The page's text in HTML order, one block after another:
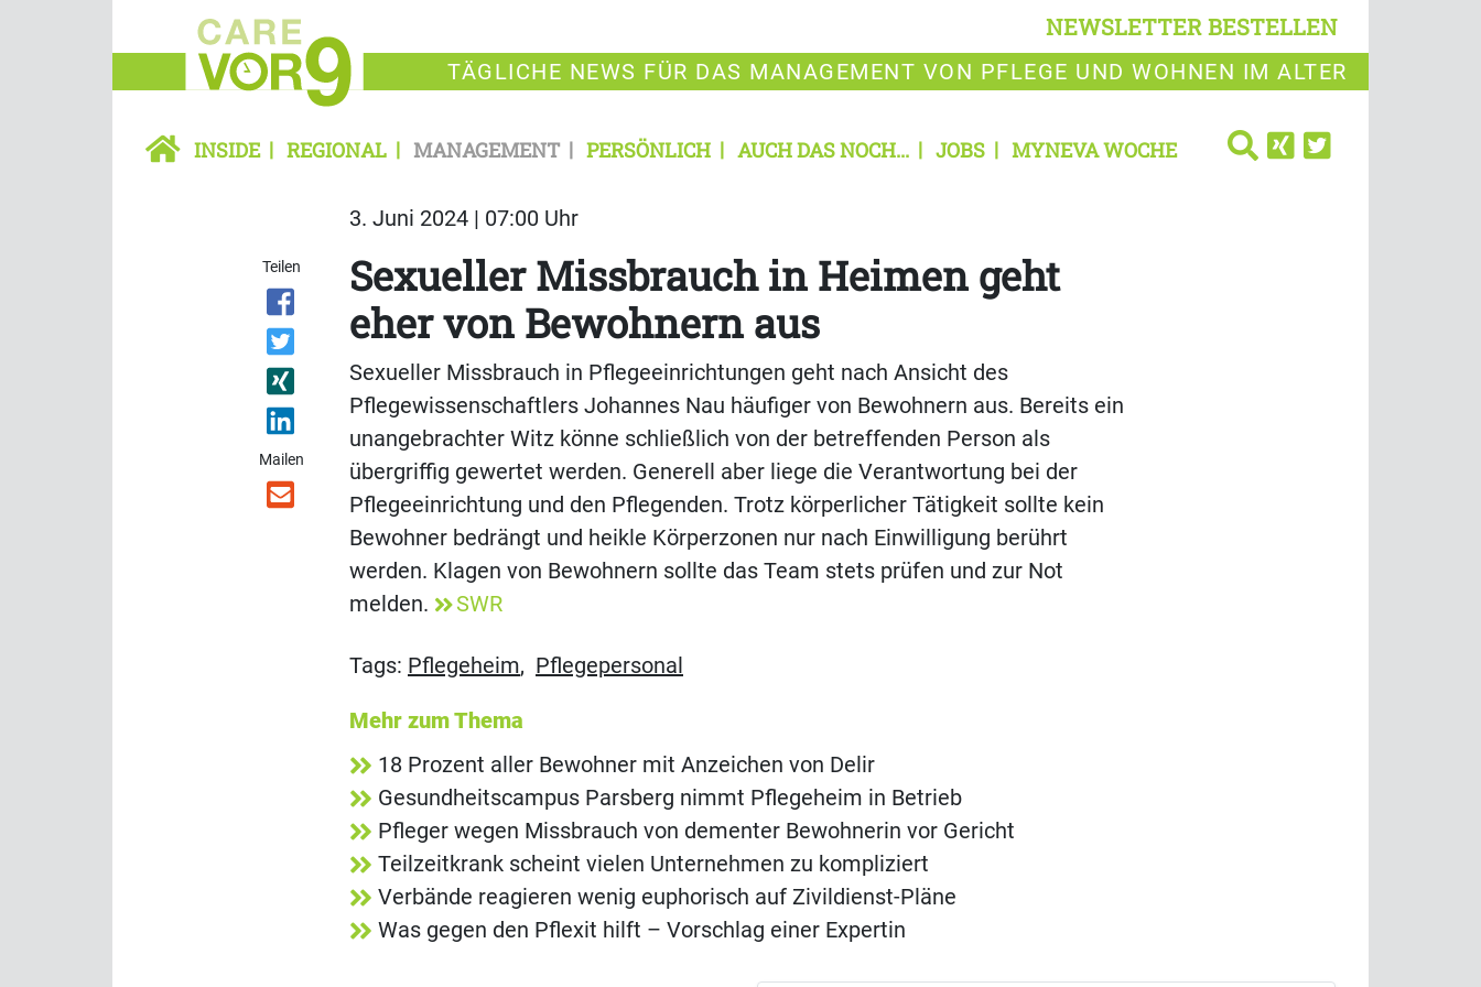
NEWSLETTER BESTELLEN
TÄGLICHE NEWS FÜR DAS MANAGEMENT VON PFLEGE UND WOHNEN IM ALTER
INSIDE REGIONAL MANAGEMENT PERSÖNLICH AUCH DAS NOCH... JOBS MYNEVA WOCHE
3. Juni 2024 | 07:00 Uhr
Teilen
Mailen
Sexueller Missbrauch in Heimen geht
eher von Bewohnern aus
Sexueller Missbrauch in Pflegeeinrichtungen geht nach Ansicht des
Pflegewissenschaftlers Johannes Nau häufiger von Bewohnern aus. Bereits ein
unangebrachter Witz könne schließlich von der betreffenden Person als
übergriffig gewertet werden. Generell aber liege die Verantwortung bei der
Pflegeeinrichtung und den Pflegenden. Trotz körperlicher Tätigkeit sollte kein
Bewohner bedrängt und heikle Körperzonen nur nach Einwilligung berührt
werden. Klagen von Bewohnern sollte das Team stets prüfen und zur Not
melden.
SWR
Tags: Pflegeheim, Pflegepersonal
Mehr zum Thema
18 Prozent aller Bewohner mit Anzeichen von Delir
Gesundheitscampus Parsberg nimmt Pflegeheim in Betrieb
Pfleger wegen Missbrauch von dementer Bewohnerin vor Gericht
Teilzeitkrank scheint vielen Unternehmen zu kompliziert
Verbände reagieren wenig euphorisch auf Zivildienst-Pläne
Was gegen den Pflexit hilft – Vorschlag einer Expertin